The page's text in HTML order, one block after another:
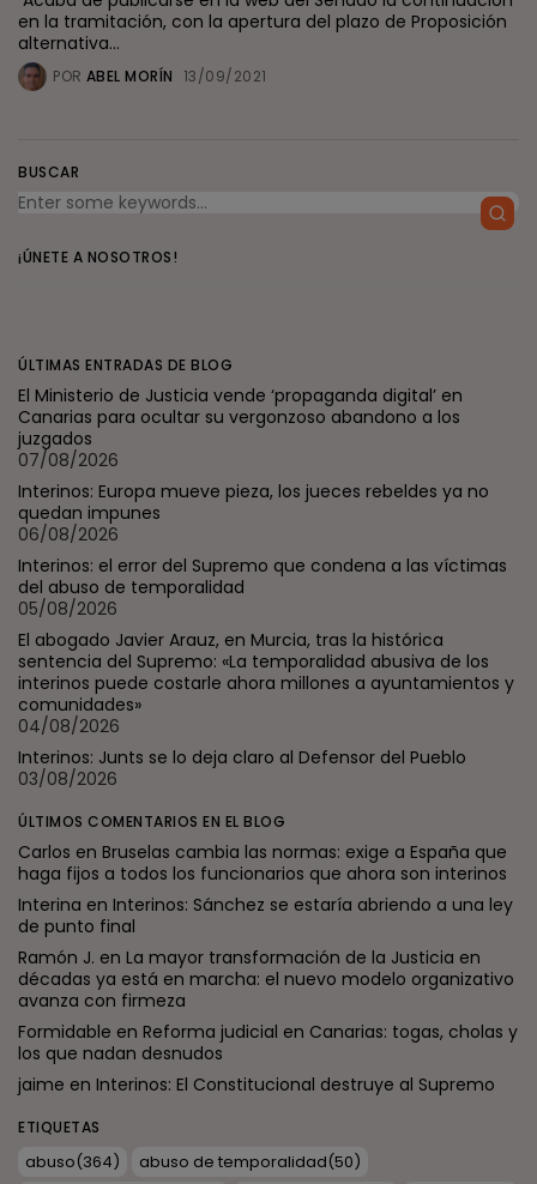
en la tramitación, con la apertura del plazo de Proposición
alternativa...
POR ABEL MORÍN 13/09/2021
BUSCAR
¡ÚNETE A NOSOTROS!
ÚLTIMAS ENTRADAS DE BLOG
El Ministerio de Justicia vende ‘propaganda digital’ en
Canarias para ocultar su vergonzoso abandono a los
juzgados
07/08/2026
Interinos: Europa mueve pieza, los jueces rebeldes ya no
quedan impunes
06/08/2026
Interinos: el error del Supremo que condena a las víctimas
del abuso de temporalidad
05/08/2026
El abogado Javier Arauz, en Murcia, tras la histórica
sentencia del Supremo: «La temporalidad abusiva de los
interinos puede costarle ahora millones a ayuntamientos y
comunidades»
04/08/2026
Interinos: Junts se lo deja claro al Defensor del Pueblo
03/08/2026
ÚLTIMOS COMENTARIOS EN EL BLOG
Carlos en Bruselas cambia las normas: exige a España que
haga fijos a todos los funcionarios que ahora son interinos
Interina en Interinos: Sánchez se estaría abriendo a una ley
de punto final
Ramón J. en La mayor transformación de la Justicia en
décadas ya está en marcha: el nuevo modelo organizativo
avanza con firmeza
Formidable en Reforma judicial en Canarias: togas, cholas y
los que nadan desnudos
jaime en Interinos: El Constitucional destruye al Supremo
ETIQUETAS
abuso(364) abuso de temporalidad(50)